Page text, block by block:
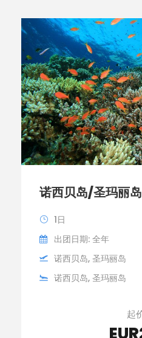
诺西贝岛/圣玛丽
1日
出团日期: 全年
诺西贝岛, 圣玛丽岛
诺西贝岛, 圣玛丽岛
起